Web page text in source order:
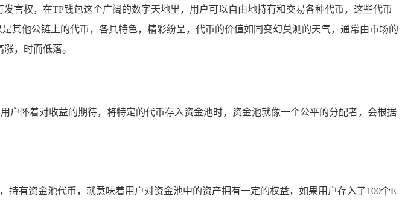
言权，在TP钱包这个广阔的数字天地里，用户可以自由地持有和交易各种代币，这些代币
其他公链上的代币，各具特色，精彩纷呈，代币的价值如同变幻莫测的天气，通常由市场的
，时而低落。
户怀着对收益的期待，将特定的代币存入资金池时，资金池就像一个公平的分配者，会根据
有资金池代币，就意味着用户对资金池中的资产拥有一定的权益，如果用户存入了100个E